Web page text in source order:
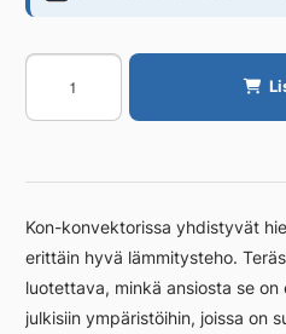
Konvektori
PURMO
KON
KON
142X1400
FE
määrä
Kon-konvektorissa yhdistyvät
erittäin hyvä lämmitysteho.
luotettava, minkä ansiosta se on
julkisiin ympäristöihin, joissa on